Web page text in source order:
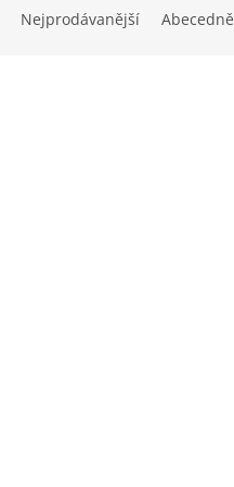
Nejprodávanější Abecedně